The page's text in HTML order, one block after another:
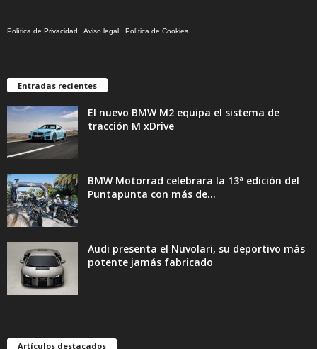
Política de Privacidad ·Aviso legal · Política de Cookies
Entradas recientes
El nuevo BMW M2 equipa el sistema de
tracción M xDrive
BMW Motorrad celebrara la 13ª edición del
Puntapunta con más de...
Audi presenta el Nuvolari, su deportivo más
potente jamás fabricado
Artículos destacados